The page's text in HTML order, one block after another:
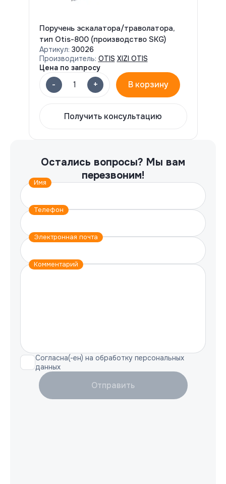
Поручень эскалатора/траволатора,
тип Otis-800 (производство SKG)
Артикул: 30026
Производитель: OTIS XIZI OTIS
Цена по запросу
- 1 + В корзину
Получить консультацию
Остались вопросы? Мы вам
перезвоним!
Имя
Телефон
Электронная почта
Комментарий
Согласна(-ен) на обработку персональных
данных
Отправить